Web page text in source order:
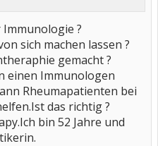
?
sich machen lassen ?
gemacht ?
einen Immunologen
Rheumapatienten bei
das richtig ?
bin 52 Jahre und